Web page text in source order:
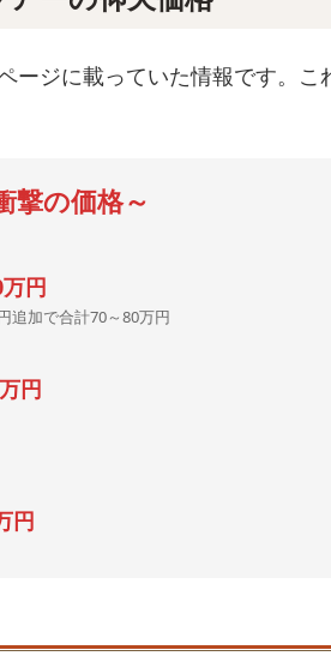
ージに載っていた情報です。こ
撃の価格～
円
追加で合計70～80万円
円
円